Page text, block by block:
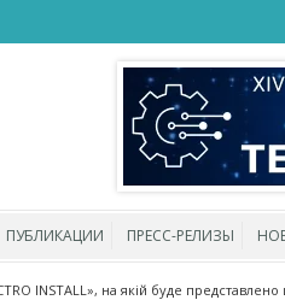
ПУБЛИКАЦИИ ПРЕСС-РЕЛИЗЫ
INSTALL», на якій буде